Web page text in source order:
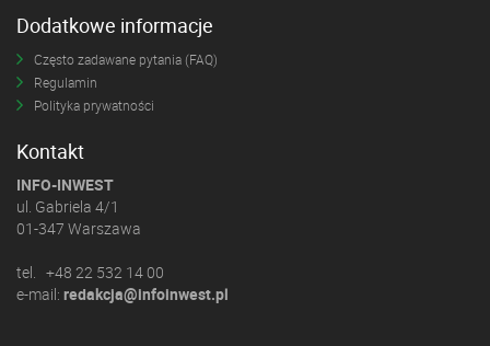
Dodatkowe informacje
Często zadawane pytania (FAQ)
Regulamin
Polityka prywatności
Kontakt
INFO-INWEST
ul. Gabriela 4/1
01-347 Warszawa
tel. +48 22 532 14 00
e-mail: redakcja@infoinwest.pl